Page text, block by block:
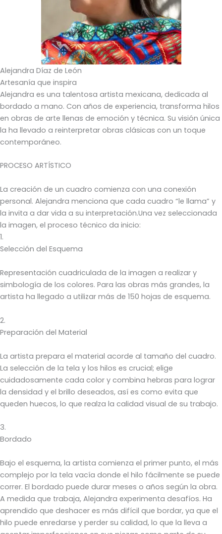
Alejandra Díaz de León
Artesanía que inspira
Alejandra es una talentosa artista mexicana, dedicada al
bordado a mano. Con años de experiencia, transforma hilos
en obras de arte llenas de emoción y técnica. Su visión única
la ha llevado a reinterpretar obras clásicas con un toque
contemporáneo.
PROCESO ARTÍSTICO
La creación de un cuadro comienza con una conexión
personal. Alejandra menciona que cada cuadro “le llama” y
la invita a dar vida a su interpretación.Una vez seleccionada
la imagen, el proceso técnico da inicio:
1.
Selección del Esquema
Representación cuadriculada de la imagen a realizar y
simbología de los colores. Para las obras más grandes, la
artista ha llegado a utilizar más de 150 hojas de esquema.
2.
Preparación del Material
La artista prepara el material acorde al tamaño del cuadro.
La selección de la tela y los hilos es crucial; elige
cuidadosamente cada color y combina hebras para lograr
la densidad y el brillo deseados, así es como evita que
queden huecos, lo que realza la calidad visual de su trabajo.
3.
Bordado
Bajo el esquema, la artista comienza el primer punto, el más
complejo por la tela vacía donde el hilo fácilmente se puede
correr. El bordado puede durar meses o años según la obra.
A medida que trabaja, Alejandra experimenta desafíos. Ha
aprendido que deshacer es más difícil que bordar, ya que el
hilo puede enredarse y perder su calidad, lo que la lleva a